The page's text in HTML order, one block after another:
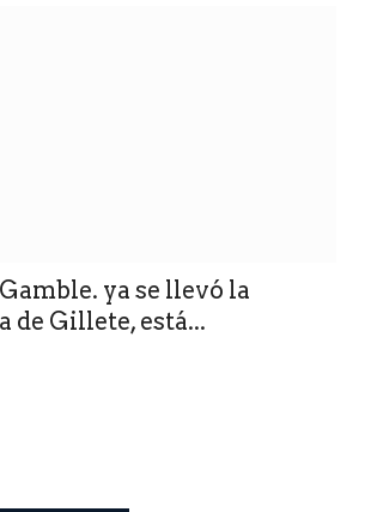
ya se llevó la
de Gillete, está...